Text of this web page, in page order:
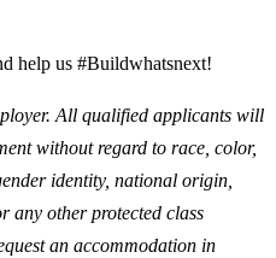
help us #Buildwhatsnext!
All qualified applicants will
without regard to race, color,
identity, national origin,
any other protected class
an accommodation in